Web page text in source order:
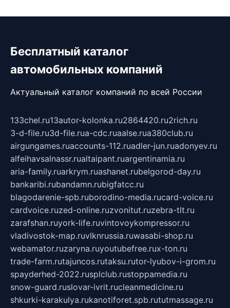
Бесплатный каталог
автомобильных компаний
Актуальный каталог компаний по всей России
133chel.ru13autor-kolonka.ru2864420.ru2rich.ru
3-d-file.ru3d-file.rua-cdc.ruaalse.rua380club.ru
airgungames.ruaccounts-112.ruadler-jun.ruadonyev.ru
alfeihavsalnassr.rualtaipant.ruargentinamia.ru
aria-family.ruarkrym.ruashanet.rubelgorod-day.ru
bankaribi.rubandamn.rubigfatcc.ru
blagodarenie-spb.ruborodino-media.rucard-voice.ru
cardvoice.ruzed-online.ruzvonitut.ruzebra-tlt.ru
zarafshan.ruyork-life.ruvintovoykompressor.ru
vladivostok-map.ruvlknrussia.ruwasabi-shop.ru
webamator.ruzaryna.ruyoutubefree.rux-ton.ru
trade-farm.rutajuncos.rutaksu.rutor-lyubov-i-grom.ru
spayderhed-2022.rusplclub.rustoppamedia.ru
snow-guard.ruslovar-ivrit.rucleanmedicine.ru
shkurki-karakulya.rukanotiforet.spb.rututmassage.ru